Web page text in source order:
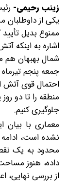
زینب رحیمی-
یکی از
ممنوع بدیل تأیید
اشاره به اینکه
شمال بهبهان
جمعه پنجم
احتمال قوی آتش
منطقه را تا دو
جلوگیری کنیم.
معماری با بیان
محدود به یک
داده، هنوز
از بررسی نهایی،